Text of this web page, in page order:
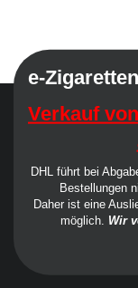
e-
Verkauf
DHL führt bei
Bestellungen
Daher ist eine
möglich. Wir